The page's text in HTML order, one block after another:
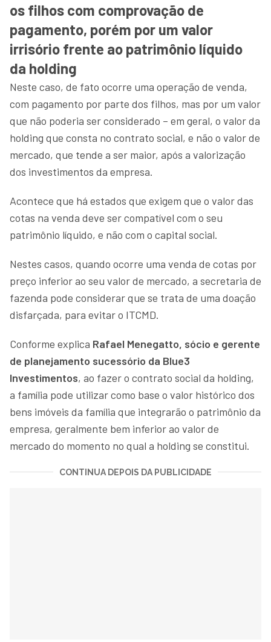
os filhos com comprovação de
pagamento, porém por um valor
irrisório frente ao patrimônio líquido
da holding
Neste caso, de fato ocorre uma operação de venda,
com pagamento por parte dos filhos, mas por um valor
que não poderia ser considerado – em geral, o valor da
holding que consta no contrato social, e não o valor de
mercado, que tende a ser maior, após a valorização
dos investimentos da empresa.
Acontece que há estados que exigem que o valor das
cotas na venda deve ser compatível com o seu
patrimônio líquido, e não com o capital social.
Nestes casos, quando ocorre uma venda de cotas por
preço inferior ao seu valor de mercado, a secretaria de
fazenda pode considerar que se trata de uma doação
disfarçada, para evitar o ITCMD.
Conforme explica Rafael Menegatto, sócio e gerente
de planejamento sucessório da Blue3
Investimentos, ao fazer o contrato social da holding,
a família pode utilizar como base o valor histórico dos
bens imóveis da família que integrarão o patrimônio da
empresa, geralmente bem inferior ao valor de
mercado do momento no qual a holding se constitui.
CONTINUA DEPOIS DA PUBLICIDADE